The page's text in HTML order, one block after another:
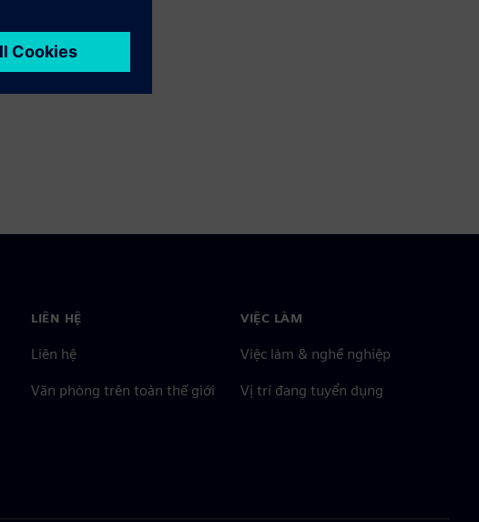
LIÊN HỆ
Liên hệ
Văn phòng trên toàn thế giới
VIỆC LÀM
Việc làm & nghề nghiệp
Vị trí đang tuyển dụng